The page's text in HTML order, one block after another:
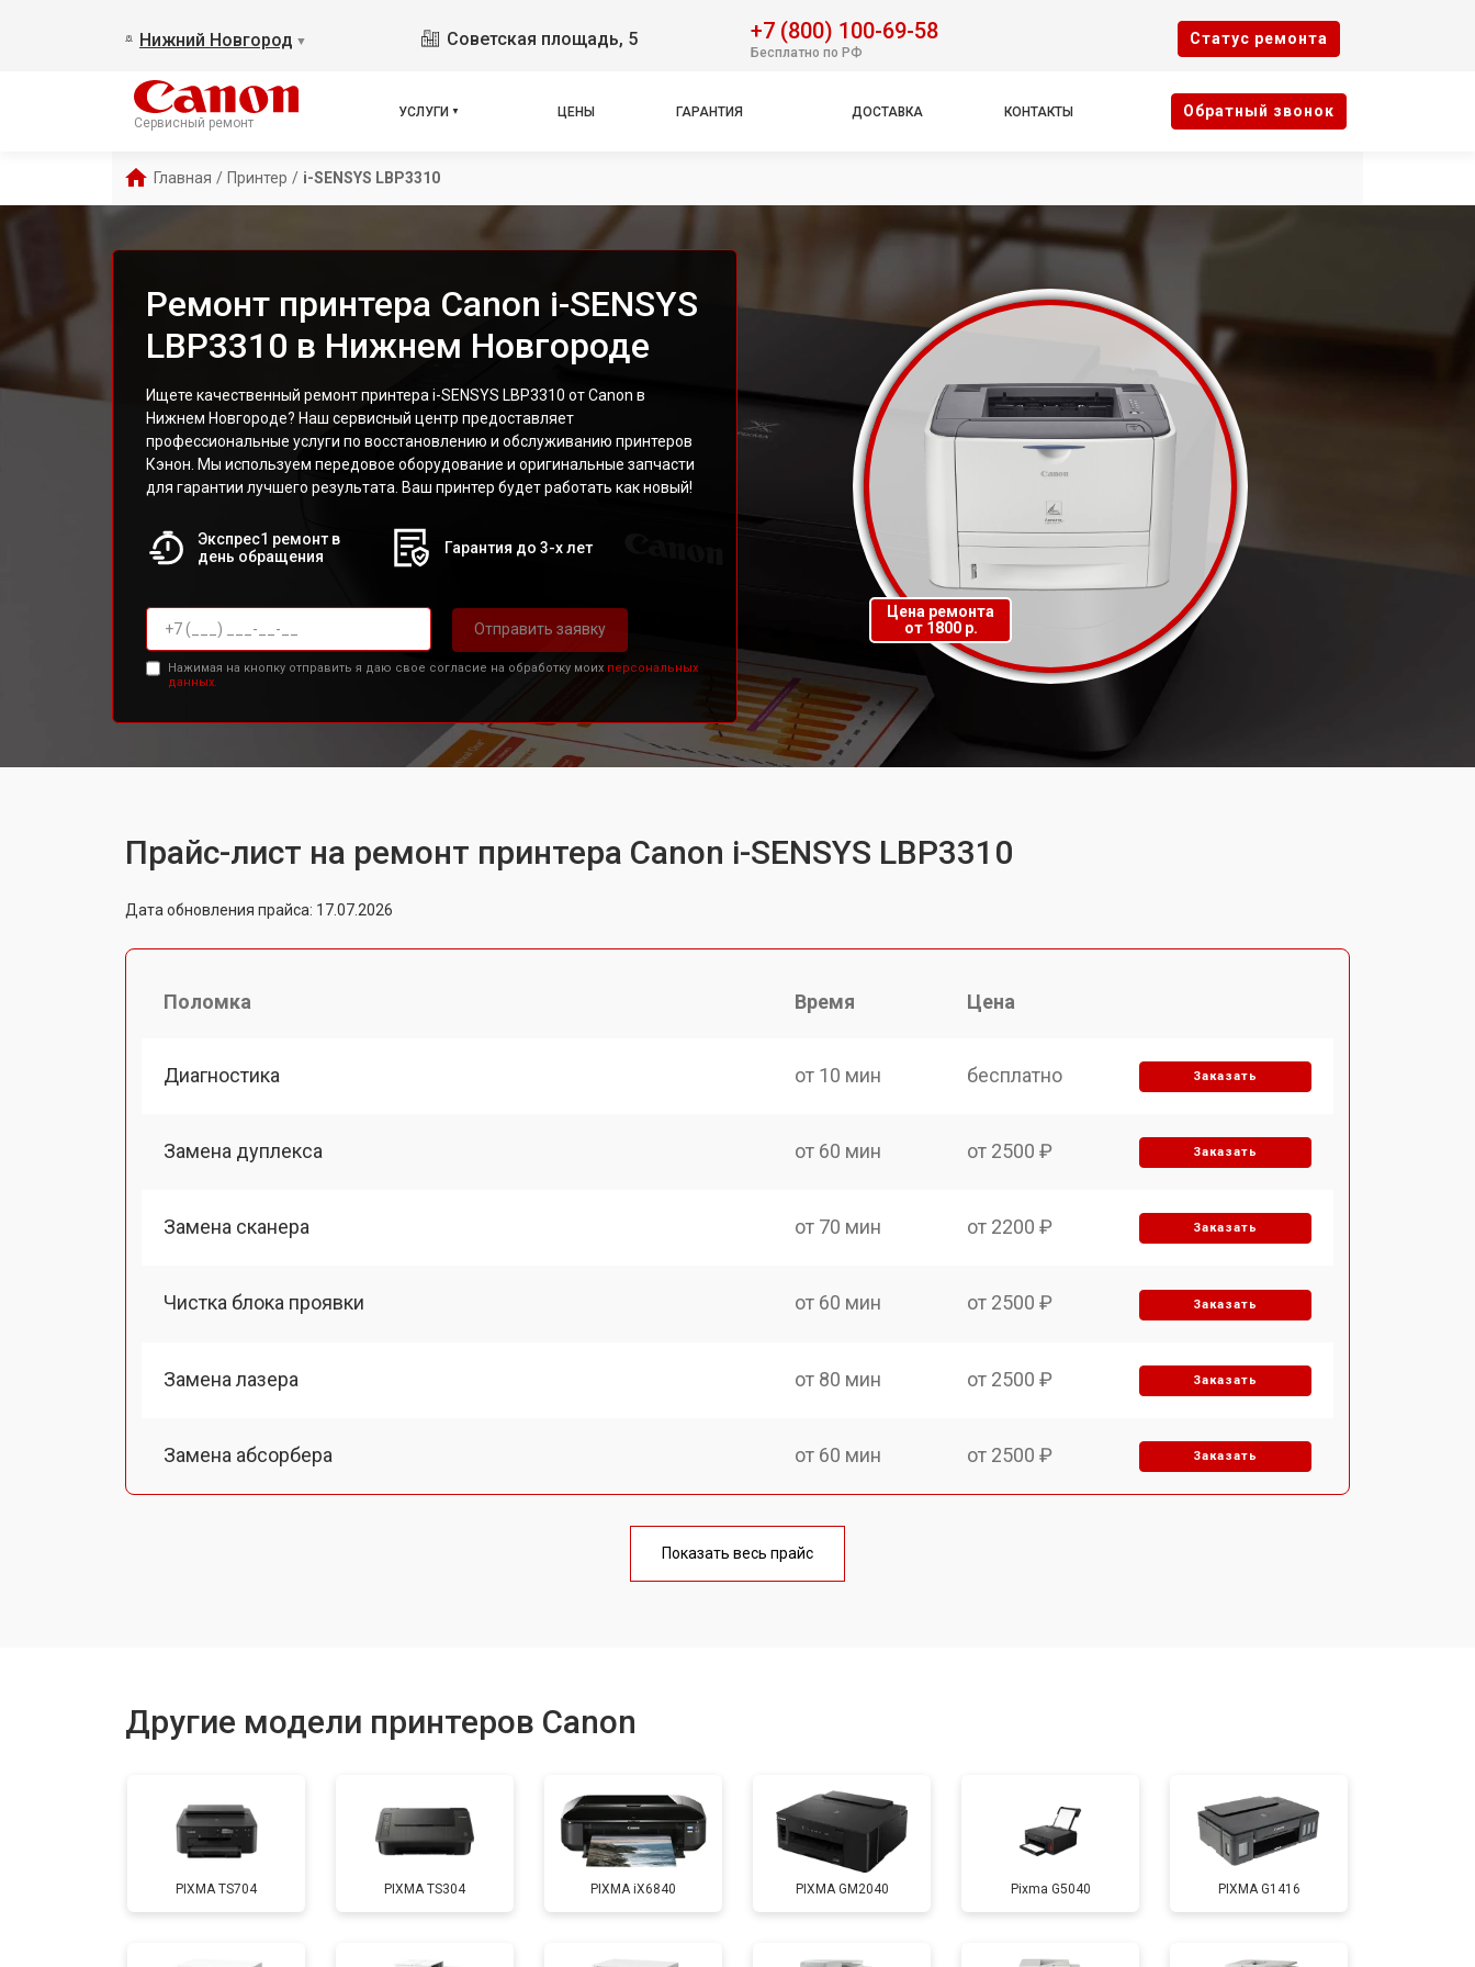
Нижний Новгород ▼ Советская площадь, 5 +7 (800) 100-69-58
Бесплатно по РФ
Cтатус ремонта
Сервисный ремонт
УСЛУГИ ЦЕНЫ ГАРАНТИЯ ДОСТАВКА КОНТАКТЫ Oбратный звонок
Главная / Принтер / i-SENSYS LBP3310
Ремонт принтера Canon i-SENSYS
LBP3310 в Нижнем Новгороде
Ищете качественный ремонт принтера i-SENSYS LBP3310 от Canon в
Нижнем Новгороде? Наш сервисный центр предоставляет
профессиональные услуги по восстановлению и обслуживанию принтеров
Кэнон. Мы используем передовое оборудование и оригинальные запчасти
для гарантии лучшего результата. Ваш принтер будет работать как новый!
Экспрес1 ремонт в
день обращения
Гарантия до 3-х лет
Отправить заявку
Нажимая на кнопку отправить я даю свое согласие на обработку моих персональных
данных.
Цена ремонта
от 1800 р.
Прайс-лист на ремонт принтера Canon i-SENSYS LBP3310
Дата обновления прайса: 17.07.2026
Поломка Время Цена
Диагностика от 10 мин бесплатно Заказать
Замена дуплекса от 60 мин от 2500 ₽ Заказать
Замена сканера от 70 мин от 2200 ₽ Заказать
Чистка блока проявки от 60 мин от 2500 ₽ Заказать
Замена лазера от 80 мин от 2500 ₽ Заказать
Замена абсорбера от 60 мин от 2500 ₽ Заказать
от 100 мин
Замена печатной головки от 80 мин от 2500 ₽ Заказать
Замена каретки от 60 мин от 2600 ₽ Заказать
Показать весь прайс
Другие модели принтеров Canon
PIXMA TS704 PIXMA TS304 PIXMA iX6840 PIXMA GM2040 Pixma G5040 PIXMA G1416